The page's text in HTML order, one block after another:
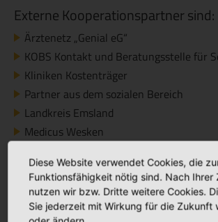
Externe Kooperationspartner sind:
Ärztenetz „Genial eG“
KOBS Kontakt und Beratungsstelle für
Kliniken Kostenträger
Partner aus dem sozialen Bereich
Landkreis Emsland
Medicus Wesken
Pflegedienste
Pflegeheime
Rehakliniken
Diese Website verwendet Cookies, die
Funktionsfähigkeit nötig sind. Nach Ihrer
nutzen wir bzw. Dritte weitere Cookies.
Sie jederzeit mit Wirkung für die Zukunft